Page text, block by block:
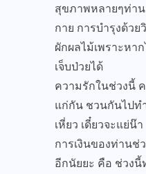
สุขภาพหลายๆท่า
กาย การบำรุงด้วย
ผักผลไม้เพราะหา
เจ็บป่วยได้
ความรักในช่วงนี้
แก่กัน ชวนกันไปท
เหี่ยว เดี๋ยวจะแย่น๊า
การเงินของท่าน
อีกนัยยะ คือ ช่วง